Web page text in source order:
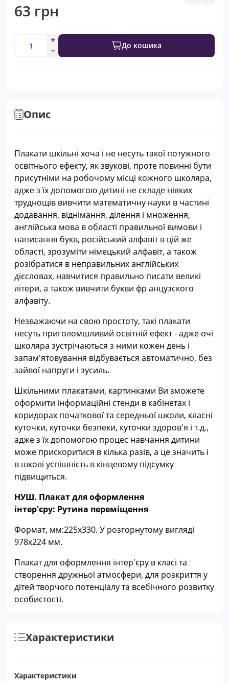
63 грн
До кошика
Опис
Плакати шкільні хоча і не несуть такої потужного
освітнього ефекту, як звукові, проте повинні бути
присутніми на робочому місці кожного школяра,
адже з їх допомогою дитині не складе ніяких
труднощів вивчити математичну науки в частині
додавання, віднімання, ділення і множення,
англійська мова в області правильної вимови і
написання букв, російський алфавіт в цій же
області, зрозуміти німецький алфавіт, а також
розібратися в неправильних англійських
дієсловах, навчитися правильно писати великі
літери, а також вивчити букви фр анцузского
алфавіту.
Незважаючи на свою простоту, такі плакати
несуть приголомшливий освітній ефект - адже очі
школяра зустрічаються з ними кожен день і
запам'ятовування відбувається автоматично, без
зайвої напруги і зусиль.
Шкільними плакатами, картинками Ви зможете
оформити інформаційні стенди в кабінетах і
коридорах початкової та середньої школи, класні
куточки, куточки безпеки, куточки здоров'я і т.д.,
адже з їх допомогою процес навчання дитини
може прискоритися в кілька разів, а це значить і
в школі успішність в кінцевому підсумку
підвищиться.
НУШ. Плакат для оформлення
інтер'єру: Рутина переміщення
Формат, мм:225х330. У розгорнутому вигляді
978х224 мм.
Плакат для оформлення інтер'єру в класі та
створення дружньої атмосфери, для розкриття у
дітей творчого потенціалу та всебічного розвитку
особистості.
Характеристики
Характеристики